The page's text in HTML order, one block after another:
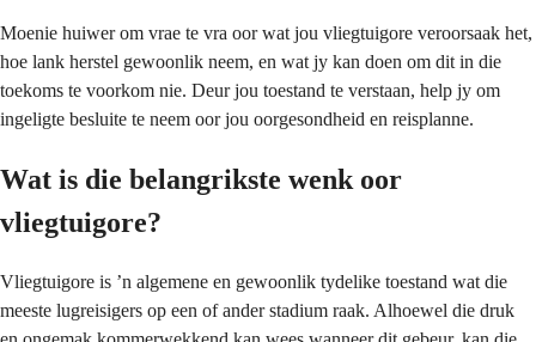
Moenie huiwer om vrae te vra oor wat jou vliegtuigore veroorsaak het,
hoe lank herstel gewoonlik neem, en wat jy kan doen om dit in die
toekoms te voorkom nie. Deur jou toestand te verstaan, help jy om
ingeligte besluite te neem oor jou oorgesondheid en reisplanne.
Wat is die belangrikste wenk oor
vliegtuigore?
Vliegtuigore is ’n algemene en gewoonlik tydelike toestand wat die
meeste lugreisigers op een of ander stadium raak. Alhoewel die druk